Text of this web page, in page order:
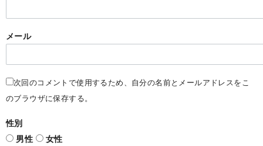
メール
次回のコメントで使用するため、自分の名前とメールアドレスをこ
のブラウザに保存する。
性別
男性
女性